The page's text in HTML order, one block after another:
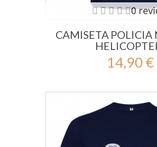
0
CAMISETA POLICIA
14,90 €